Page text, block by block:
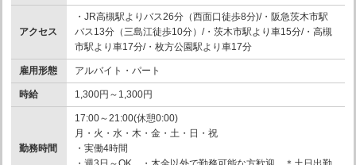
アクセス
・JR高槻駅よりバス26分（西面口徒歩8分)/・阪急茨木市駅
バス13分（三島江徒歩10分）/・茨木市駅より車15分/・高槻
市駅より車17分/・枚方公園駅より車17分
雇用形態 アルバイト・パート
時給 1,300円～1,300円
勤務時間
17:00～21:00(休憩0:00)
月・火・水・木・金・土・日・祝
・実働4時間